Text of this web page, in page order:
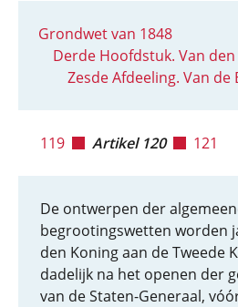
Grondwet van 1848
Derde Hoofdstuk. Van
Zesde Afdeeling. Van de
119 Artikel 120 121
De ontwerpen der
begrootingswetten worden
den Koning aan de Tweede
dadelijk na het openen der
van de Staten-Generaal,